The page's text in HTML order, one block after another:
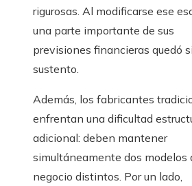
rigurosas. Al modificarse ese
una parte importante de sus
previsiones financieras quedó
sustento.
Además, los fabricantes
enfrentan una dificultad
adicional: deben mantener
simultáneamente dos modelos
negocio distintos. Por un lado,